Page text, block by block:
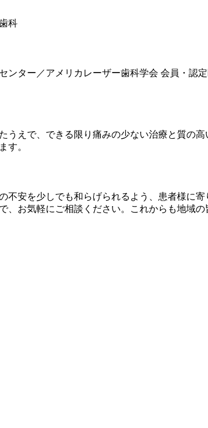
科
ター／アメリカレーザー歯科学会 会員・認
えで、できる限り痛みの少ない治療と質の
す。
安を少しでも和らげられるよう、患者様に
お気軽にご相談ください。これからも地域